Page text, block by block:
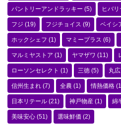
パントリーアンドラッキー (5) ヒバリ
フジ (19) フジチョイス (9) ベイシ
ホックシェフ (1) マミープラス (6)
マルミヤストア (1) ヤマザワ (11)
ローソンセレクト (1) 三徳 (5) 丸広
信州生まれ (7) 全農 (1) 情熱価格
日本リテール (21) 神戸物産 (1) 綿
美味安心 (51) 選味鮮価 (2)